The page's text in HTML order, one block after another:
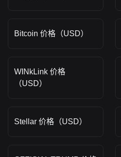
Bitcoin 价格（USD）
WINkLink 价格
（USD）
Stellar 价格（USD）